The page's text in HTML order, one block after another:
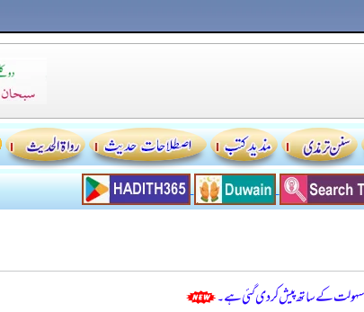
سہولت کے ساتھ پیش کر دی گئی ہے۔